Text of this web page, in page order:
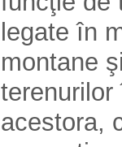
legate în
montane
acestora,